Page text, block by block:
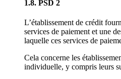
1.8. PSD 2
L’établissement de crédit
services de paiement et une
laquelle ces services de
Cela concerne les
individuelle, y compris leurs